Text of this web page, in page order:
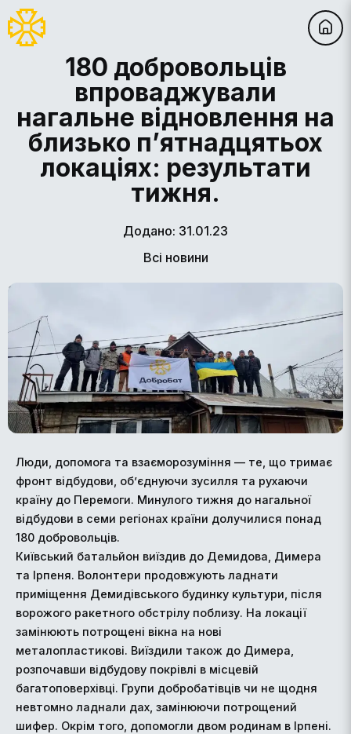
180 добровольців
впроваджували
нагальне відновлення на
близько п’ятнадцятьох
локаціях: результати
тижня.
Додано: 31.01.23
Всі новини
Люди, допомога та взаєморозуміння — те, що тримає
фронт відбудови, об’єднуючи зусилля та рухаючи
країну до Перемоги. Минулого тижня до нагальної
відбудови в семи регіонах країни долучилися понад
180 добровольців.
Київський батальйон виїздив до Демидова, Димера
та Ірпеня. Волонтери продовжують ладнати
приміщення Демидівського будинку культури, після
ворожого ракетного обстрілу поблизу. На локації
замінюють потрощені вікна на нові
металопластикові. Виїздили також до Димера,
розпочавши відбудову покрівлі в місцевій
багатоповерхівці. Групи добробатівців чи не щодня
невтомно ладнали дах, замінюючи потрощений
шифер. Окрім того, допомогли двом родинам в Ірпені.